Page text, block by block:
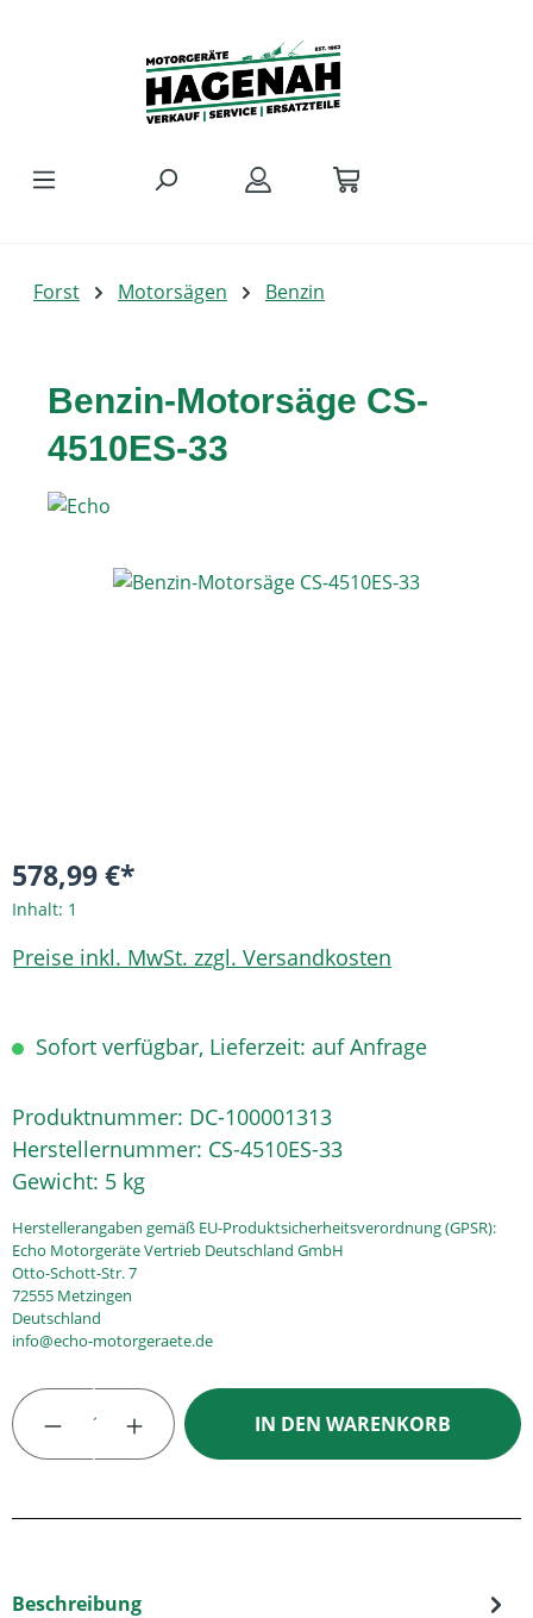
Forst Motorsägen Benzin
Benzin-Motorsäge CS-
4510ES-33
Bildergalerie überspringen
578,99 €*
Inhalt: 1
Preise inkl. MwSt. zzgl. Versandkosten
Sofort verfügbar, Lieferzeit: auf Anfrage
Produktnummer: DC-100001313
Herstellernummer: CS-4510ES-33
Gewicht: 5 kg
Herstellerangaben gemäß EU-Produktsicherheitsverordnung (GPSR):
Echo Motorgeräte Vertrieb Deutschland GmbH
Otto-Schott-Str. 7
72555 Metzingen
Deutschland
info@echo-motorgeraete.de
Produkt Anzahl: Gib den gewünschten
IN DEN WARENKORB
Beschreibung